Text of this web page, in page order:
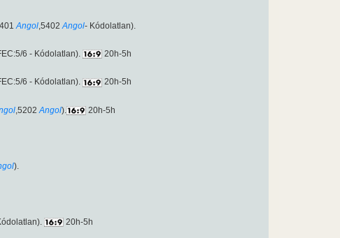
Angol,5402 Angol- Kódolatlan).
6 - Kódolatlan).
20h-5h
6 - Kódolatlan).
20h-5h
,5202 Angol).
20h-5h
).
20h-5h